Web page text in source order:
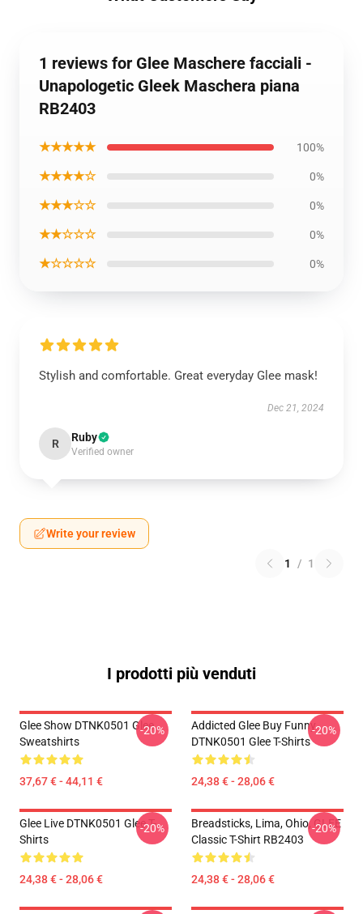
1 reviews for Glee Maschere facciali -
Unapologetic Gleek Maschera piana
RB2403
★★★★★ 100%
★★★★☆ 0%
★★★☆☆ 0%
★★☆☆☆ 0%
★☆☆☆☆ 0%
Stylish and comfortable. Great everyday Glee mask!
Dec 21, 2024
R Ruby
Verified owner
Write your review
1 / 1
I prodotti più venduti
Glee Show DTNK0501 Glee
Sweatshirts
37,67 € - 44,11 €
-20%
Addicted Glee Buy Funny
DTNK0501 Glee T-Shirts
24,38 € - 28,06 €
-20%
Glee Live DTNK0501 Glee T-
Shirts
24,38 € - 28,06 €
-20%
Breadsticks, Lima, Ohio, GLEE
Classic T-Shirt RB2403
24,38 € - 28,06 €
-20%